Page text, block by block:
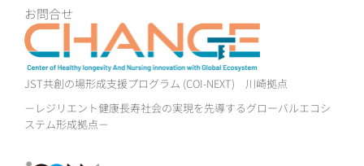
JST共創の場形成支援プログラム (COI-NEXT) 川崎拠点
－レジリエント健康長寿社会の実現を先導するグローバルエコシ
ステム形成拠点－
お問合せ